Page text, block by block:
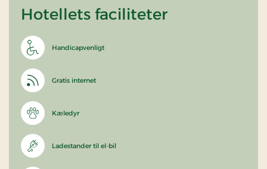
Hotellets faciliteter
Handicapvenligt
Gratis internet
Kæledyr
Ladestander til el-bil